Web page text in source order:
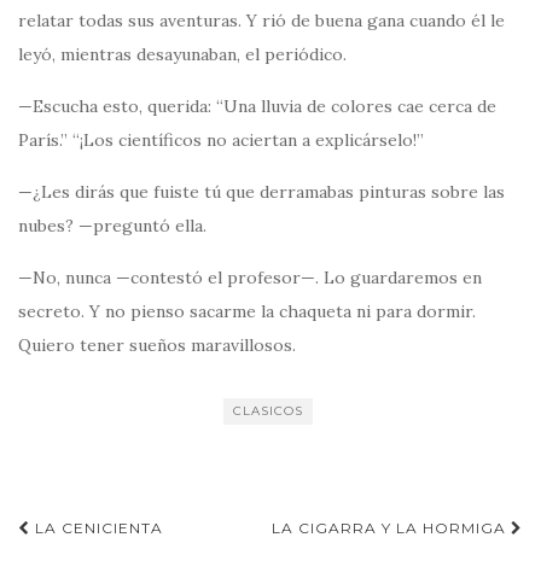
relatar todas sus aventuras. Y rió de buena gana cuando él le
leyó, mientras desayunaban, el periódico.
—Escucha esto, querida: “Una lluvia de colores cae cerca de
París.” “¡Los científicos no aciertan a explicárselo!”
—¿Les dirás que fuiste tú que derramabas pinturas sobre las
nubes? —preguntó ella.
—No, nunca —contestó el profesor—. Lo guardaremos en
secreto. Y no pienso sacarme la chaqueta ni para dormir.
Quiero tener sueños maravillosos.
CLASICOS
Navegación
LA CENICIENTA LA CIGARRA Y LA HORMIGA